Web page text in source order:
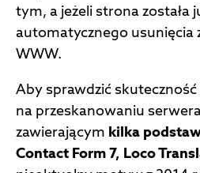
tym, a jeżeli strona została
automatycznego usunięcia
WWW.
Aby sprawdzić
na przeskanowaniu
zawierającym kilka
Contact Form 7, Loco